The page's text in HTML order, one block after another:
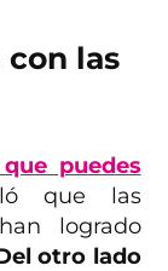
con las
puedes
que las
logrado
otro lado